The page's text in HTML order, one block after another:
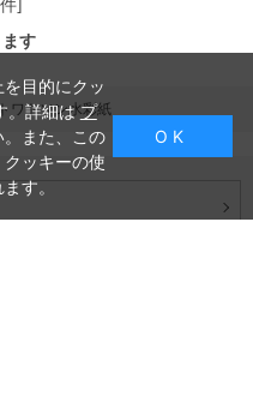
す
ワトソン水彩紙
目的にクッ
。詳細はプ
また、この
ッキーの使
す。
O K